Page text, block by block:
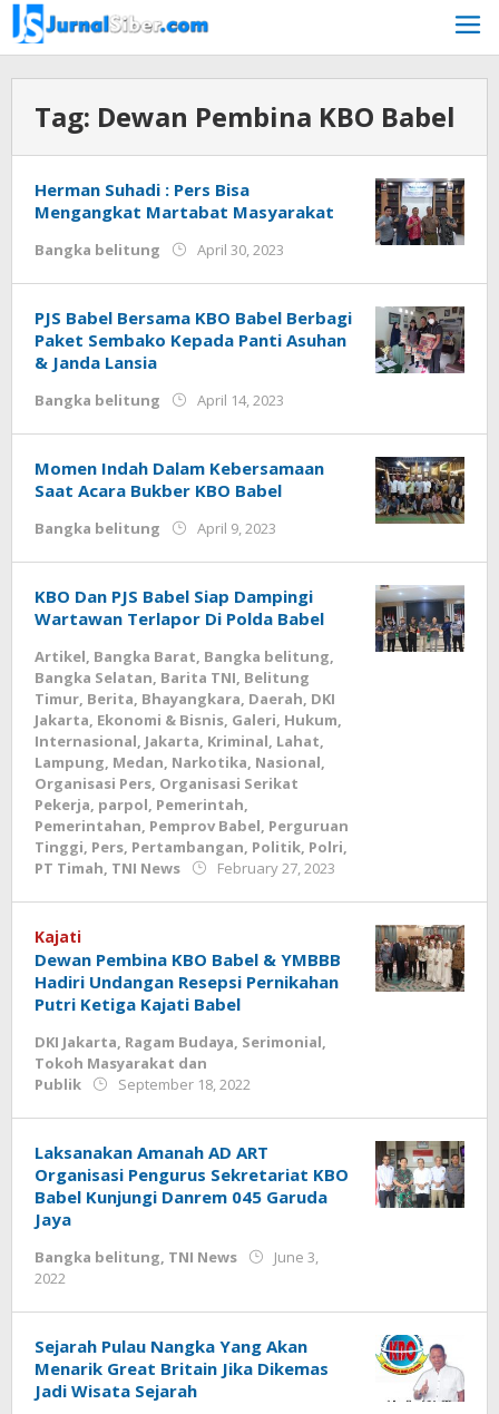
Skip
to
content
Tag: Dewan Pembina KBO Babel
Herman Suhadi : Pers Bisa
Mengangkat Martabat Masyarakat
Bangka belitung April 30, 2023
PJS Babel Bersama KBO Babel Berbagi
Paket Sembako Kepada Panti Asuhan
& Janda Lansia
Bangka belitung April 14, 2023
Momen Indah Dalam Kebersamaan
Saat Acara Bukber KBO Babel
Bangka belitung April 9, 2023
KBO Dan PJS Babel Siap Dampingi
Wartawan Terlapor Di Polda Babel
Artikel, Bangka Barat, Bangka belitung,
Bangka Selatan, Barita TNI, Belitung
Timur, Berita, Bhayangkara, Daerah, DKI
Jakarta, Ekonomi & Bisnis, Galeri, Hukum,
Internasional, Jakarta, Kriminal, Lahat,
Lampung, Medan, Narkotika, Nasional,
Organisasi Pers, Organisasi Serikat
Pekerja, parpol, Pemerintah,
Pemerintahan, Pemprov Babel, Perguruan
Tinggi, Pers, Pertambangan, Politik, Polri,
PT Timah, TNI News February 27, 2023
Kajati
Dewan Pembina KBO Babel & YMBBB
Hadiri Undangan Resepsi Pernikahan
Putri Ketiga Kajati Babel
DKI Jakarta, Ragam Budaya, Serimonial,
Tokoh Masyarakat dan
Publik
September 18, 2022
Laksanakan Amanah AD ART
Organisasi Pengurus Sekretariat KBO
Babel Kunjungi Danrem 045 Garuda
Jaya
Bangka belitung, TNI News
June 3,
2022
Sejarah Pulau Nangka Yang Akan
Menarik Great Britain Jika Dikemas
Jadi Wisata Sejarah